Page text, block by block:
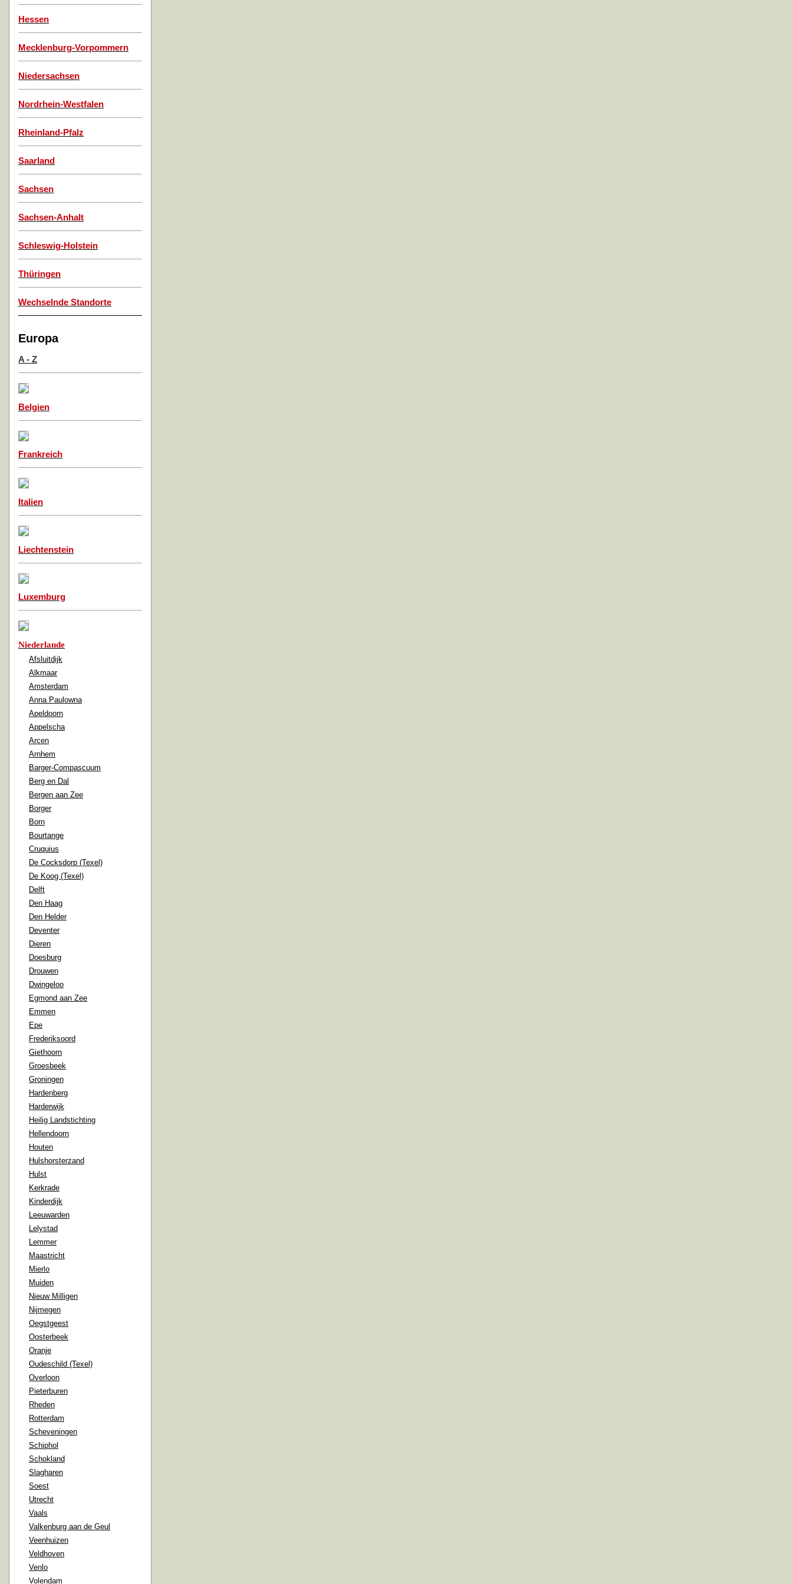
Hessen
Mecklenburg-Vorpommern
Niedersachsen
Nordrhein-Westfalen
Rheinland-Pfalz
Saarland
Sachsen
Sachsen-Anhalt
Schleswig-Holstein
Thüringen
Wechselnde Standorte
Europa
A - Z
Belgien
Frankreich
Italien
Liechtenstein
Luxemburg
Niederlande
Afsluitdijk
Alkmaar
Amsterdam
Anna Paulowna
Apeldoorn
Appelscha
Arcen
Arnhem
Barger-Compascuum
Berg en Dal
Bergen aan Zee
Borger
Born
Bourtange
Cruquius
De Cocksdorp (Texel)
De Koog (Texel)
Delft
Den Haag
Den Helder
Deventer
Dieren
Doesburg
Drouwen
Dwingeloo
Egmond aan Zee
Emmen
Epe
Frederiksoord
Giethoorn
Groesbeek
Groningen
Hardenberg
Harderwijk
Heilig Landstichting
Hellendoorn
Houten
Hulshorsterzand
Hulst
Kerkrade
Kinderdijk
Leeuwarden
Lelystad
Lemmer
Maastricht
Mierlo
Muiden
Nieuw Milligen
Nijmegen
Oegstgeest
Oosterbeek
Oranje
Oudeschild (Texel)
Overloon
Pieterburen
Rheden
Rotterdam
Scheveningen
Schiphol
Schokland
Slagharen
Soest
Utrecht
Vaals
Valkenburg aan de Geul
Veenhuizen
Veldhoven
Venlo
Volendam